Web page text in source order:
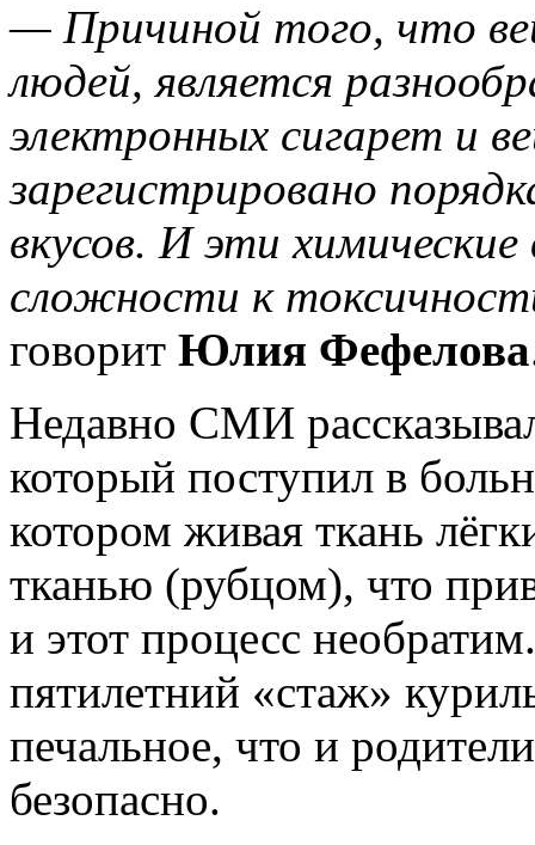
— Причиной того, что
людей, является
электронных сигарет и
зарегистрировано
вкусов. И эти
сложности к
говорит Юлия Фефелова
Недавно СМИ
который поступил в
котором живая ткань
тканью (рубцом), что
и этот процесс
пятилетний «стаж»
печальное, что и
безопасно.